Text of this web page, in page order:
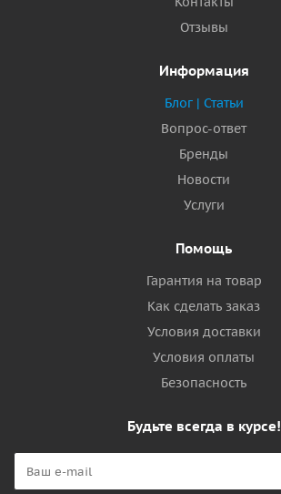
Отзывы
Информация
Блог | Статьи
Вопрос-ответ
Бренды
Новости
Услуги
Помощь
Гарантия на товар
Как сделать заказ
Условия доставки
Условия оплаты
Безопасность
Будьте всегда в курсе!